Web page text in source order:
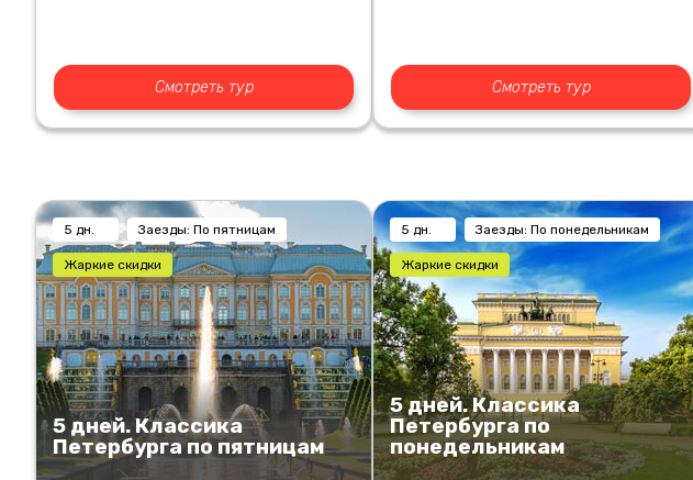
Смотреть тур Смотреть тур
5 дн. Заезды: По пятницам
Жаркие скидки
5 дней. Классика
Петербурга по пятницам
5 дн. Заезды: По понедельникам
Жаркие скидки
5 дней. Классика
Петербурга по
понедельникам